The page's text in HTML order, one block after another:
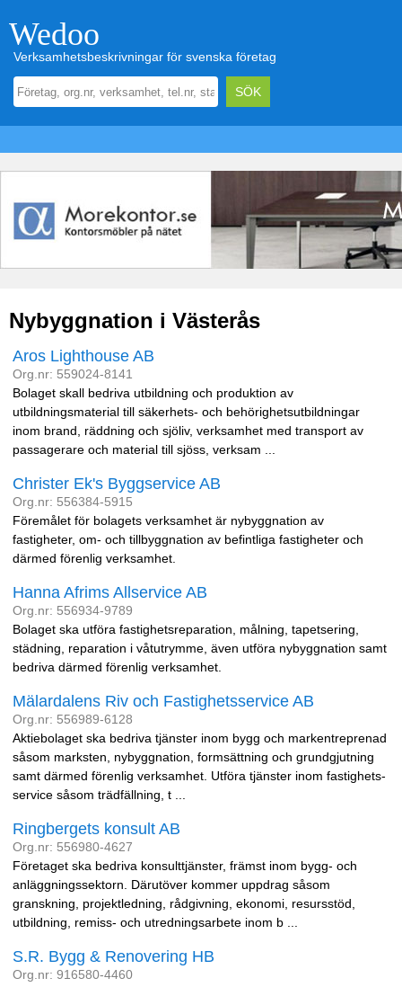
Wedoo
Verksamhetsbeskrivningar för svenska företag
Nybyggnation i Västerås
Aros Lighthouse AB
Org.nr: 559024-8141
Bolaget skall bedriva utbildning och produktion av
utbildningsmaterial till säkerhets- och behörighetsutbildningar
inom brand, räddning och sjöliv, verksamhet med transport av
passagerare och material till sjöss, verksam ...
Christer Ek's Byggservice AB
Org.nr: 556384-5915
Föremålet för bolagets verksamhet är nybyggnation av
fastigheter, om- och tillbyggnation av befintliga fastigheter och
därmed förenlig verksamhet.
Hanna Afrims Allservice AB
Org.nr: 556934-9789
Bolaget ska utföra fastighetsreparation, målning, tapetsering,
städning, reparation i våtutrymme, även utföra nybyggnation samt
bedriva därmed förenlig verksamhet.
Mälardalens Riv och Fastighetsservice AB
Org.nr: 556989-6128
Aktiebolaget ska bedriva tjänster inom bygg och markentreprenad
såsom marksten, nybyggnation, formsättning och grundgjutning
samt därmed förenlig verksamhet. Utföra tjänster inom fastighets-
service såsom trädfällning, t ...
Ringbergets konsult AB
Org.nr: 556980-4627
Företaget ska bedriva konsulttjänster, främst inom bygg- och
anläggningssektorn. Därutöver kommer uppdrag såsom
granskning, projektledning, rådgivning, ekonomi, resursstöd,
utbildning, remiss- och utredningsarbete inom b ...
S.R. Bygg & Renovering HB
Org.nr: 916580-4460